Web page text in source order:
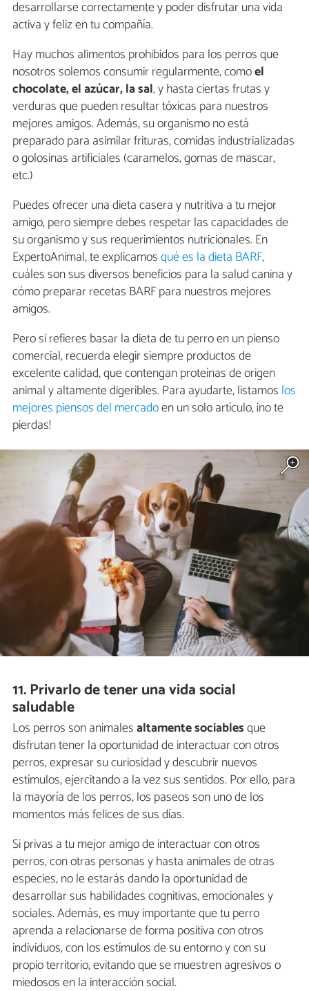
desarrollarse correctamente y poder disfrutar una vida
activa y feliz en tu compañía.
Hay muchos alimentos prohibidos para los perros que
nosotros solemos consumir regularmente, comoel
chocolate, el azúcar, la sal, y hasta ciertas frutas y
verduras que pueden resultar tóxicas para nuestros
mejores amigos. Además, su organismo no está
preparado para asimilar frituras, comidas industrializadas
o golosinas artificiales (caramelos, gomas de mascar,
etc.)
Puedes ofrecer una dieta casera y nutritiva a tu mejor
amigo, pero siempre debes respetar las capacidades de
su organismo y sus requerimientos nutricionales. En
ExpertoAnimal, te explicamosqué es la dieta BARF,
cuáles son sus diversos beneficios para la salud canina y
cómo preparar recetas BARF para nuestros mejores
amigos.
Pero si refieres basar la dieta de tu perro en un pienso
comercial, recuerda elegir siempre productos de
excelente calidad, que contengan proteínas de origen
animal y altamente digeribles. Para ayudarte, listamos los
mejores piensos del mercadoen un solo artículo, ¡no te
pierdas!
11. Privarlo de tener una vida social
saludable
Los perros son animalesaltamente sociablesque
disfrutan tener la oportunidad de interactuar con otros
perros, expresar su curiosidad y descubrir nuevos
estímulos, ejercitando a la vez sus sentidos. Por ello, para
la mayoría de los perros, los paseos son uno de los
momentos más felices de sus días.
Si privas a tu mejor amigo de interactuar con otros
perros, con otras personas y hasta animales de otras
especies, no le estarás dando la oportunidad de
desarrollar sus habilidades cognitivas, emocionales y
sociales. Además, es muy importante que tu perro
aprenda a relacionarse de forma positiva con otros
individuos, con los estímulos de su entorno y con su
propio territorio, evitando que se muestren agresivos o
miedosos en la interacción social.